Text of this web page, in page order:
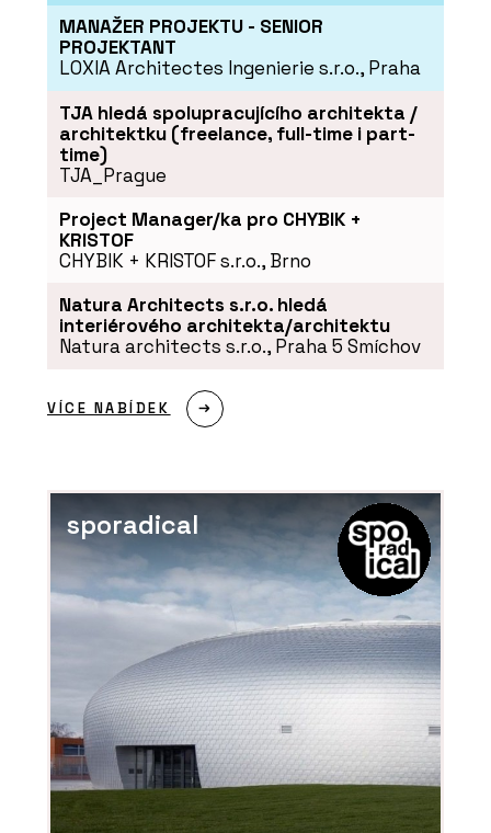
MANAŽER PROJEKTU - SENIOR
PROJEKTANT
LOXIA Architectes Ingenierie s.r.o., Praha
TJA hledá spolupracujícího architekta /
architektku (freelance, full-time i part-
time)
TJA_Prague
Project Manager/ka pro CHYBIK +
KRISTOF
CHYBIK + KRISTOF s.r.o., Brno
Natura Architects s.r.o. hledá
interiérového architekta/architektu
Natura architects s.r.o., Praha 5 Smíchov
VÍCE NABÍDEK
sporadical